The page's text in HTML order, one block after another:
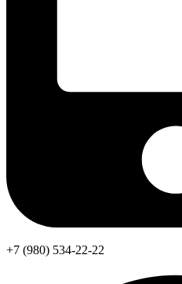
+7 (980) 534-22-22